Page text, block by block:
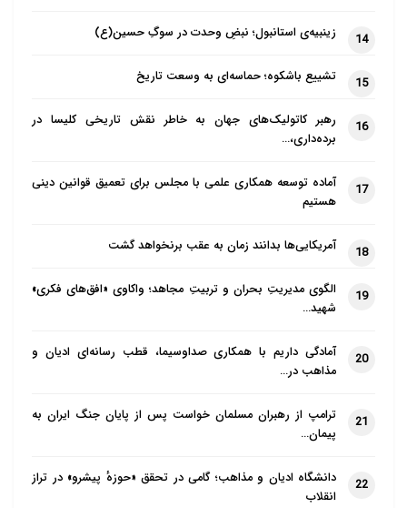
14 زینبیه‌ی استانبول؛ نبضِ وحدت در سوگِ حسین(ع)
15 تشییع باشکوه؛ حماسه‌ای به وسعت تاریخ
16
رهبر کاتولیک‌های جهان به خاطر نقش تاریخی کلیسا در
برده‌داری،…
17
آماده توسعه همکاری علمی با مجلس برای تعمیق قوانین دینی
هستیم
18 آمریکایی‌ها بدانند زمان به عقب برنخواهد گشت
19
الگوی مدیریتِ بحران و تربیتِ مجاهد؛ واکاوی «افق‌های فکری»
شهید…
20
آمادگی داریم با همکاری صداوسیما، قطب رسانه‌ای ادیان و
مذاهب در…
21
ترامپ از رهبران مسلمان خواست پس از پایان جنگ ایران به
پیمان…
22
دانشگاه ادیان و مذاهب؛ گامی در تحقق «حوزهٔ پیشرو» در تراز
انقلاب